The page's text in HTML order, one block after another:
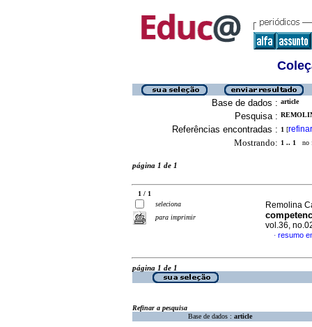
Base de dados : article
Pesquisa :
Referências encontradas : 1 [refinar
Mostrando: 1 .. 1 no
página 1 de 1
1 / 1
seleciona
para imprimir
Remolina
vol.36,
· resumo
página 1 de 1
Refinar a pesquisa
Base de dados : article